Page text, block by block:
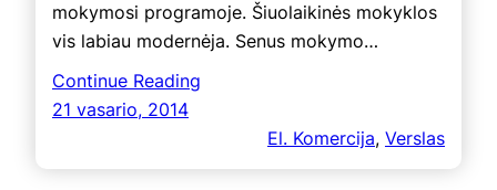
mokymosi programoje. Šiuolaikinės mokyklos
vis labiau modernėja. Senus mokymo…
Continue Reading
21 vasario, 2014
El. Komercija, Verslas